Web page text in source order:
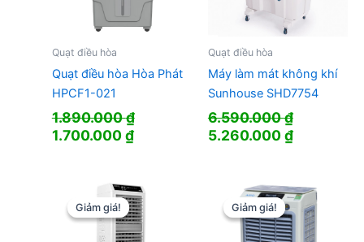
Quạt điều hòa
Quạt điều hòa Hòa Phát
HPCF1-021
1.890.000₫
Giá
1.890.000 ₫.
1.700.000₫Giá
là:
1.700.000 ₫.
Quạt điều hòa
Máy làm mát không khí
Sunhouse SHD7754
6.590.000₫
Giá
6.590.000 ₫.
5.260.000₫Giá
là:
Giảm giá!
Giảm giá! Giảm giá!
Giảm giá!